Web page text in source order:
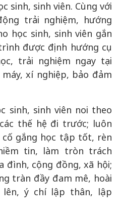
sinh, sinh viên. Cùng với
trải nghiệm, hướng
học sinh, sinh viên gắn
được định hướng cụ
trải nghiệm ngay tại
xí nghiệp, bảo đảm
sinh, sinh viên noi theo
thế hệ đi trước; luôn
cố gắng học tập tốt, rèn
tin, làm tròn trách
đình, cộng đồng, xã hội;
tràn đầy đam mê, hoài
lên, ý chí lập thân, lập